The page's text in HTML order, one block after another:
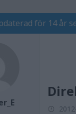
för 14 år